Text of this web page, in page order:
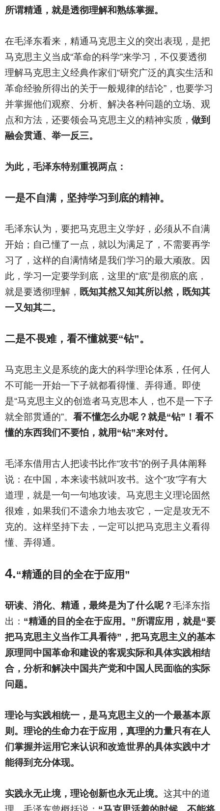
所谓精通，就是透彻理解和熟练掌握。
在毛泽东看来，精通马克思主义的突出表现，是把
马克思主义当成“革命的科学”来学习，不仅要透彻
理解马克思主义经典作家们“研究广泛的真实生活和
革命经验所得出的关于一般规律的结论”，也要学习
并掌握他们观察、分析、解决各种问题的立场、观
点和方法，还要领会马克思主义的精神实质， 做到
融会贯通、举一反三。
为此，毛泽东特别重视两点：
一是不自满，坚持学习到底的精神。
毛泽东认为，要把马克思主义学好，必须从不自满
开始；自己懂了一点，就以为满足了，不需要再学
习了，这样的自满情绪是我们学习的最大顽敌。因
此，学习一定要学到底，这里的“底”是彻底的底，
就是要透彻理解， 既知其然又知其所以然，既知其
一又知其二。
二是不畏难，看不懂就要“钻”。
马克思主义是系统的庞大的科学理论体系，任何人
不可能一开始一下子就都看得懂、弄得通。即使
是“马克思主义的创造者马克思本人，也不是一下子
就全部贯通的”。 看不懂怎么办呢？就是“钻”！看不
懂的东西我们不要怕，就用“钻”来对付。
毛泽东借用古人把读书比作“攻书”的例子具体阐释
说：在中国，本来读书就叫攻书。这个“攻”字有大
道理，就是一句一句地攻读。马克思主义理论固然
很难，如果我们不遗余力地去攻它，一定是攻无不
克的。这样坚持下去，一定可以把马克思主义看得
懂、弄得通。
4.“精通的目的全在于应用”
研读、消化、精通，最终是为了什么呢？毛泽东指
出： “精通的目的全在于应用。”所谓应用，就是“要
把马克思主义当作工具看待”，把马克思主义的基本
原理同中国革命和建设的客观实际和具体实践相结
合，分析和解决中国共产党和中国人民面临的实际
问题。
理论与实践相统一，是马克思主义的一个最基本原
则。理论的生命力在于应用，真理的力量只有在人
们掌握并运用它来认识和改造世界的具体实践中才
能得到充分体现。
实践永无止境，理论创新也永无止境。 这其中的道